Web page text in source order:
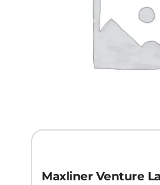
Maxliner Venture